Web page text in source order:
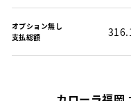
オプション無し
支払総額